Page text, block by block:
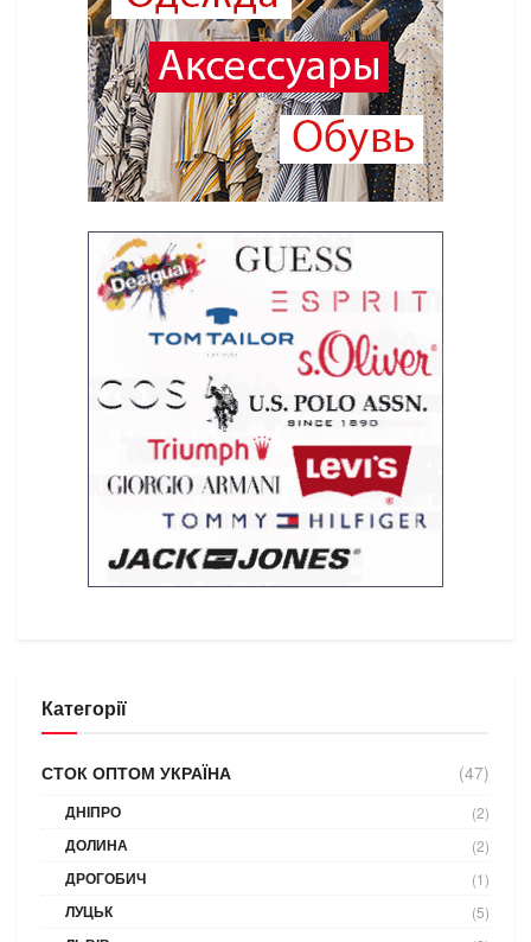
Категорії
СТОК ОПТОМ УКРАЇНА (47)
ДНІПРО (2)
ДОЛИНА (2)
ДРОГОБИЧ (1)
ЛУЦЬК (5)